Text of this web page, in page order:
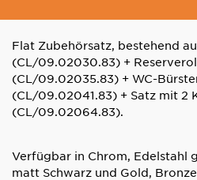
Flat Zubehörsatz, bestehend
(CL/09.02030.83) +
(CL/09.02035.83) + WC-
(CL/09.02041.83) + Satz mit 2
(CL/09.02064.83).
Verfügbar in Chrom, Edelstahl
matt Schwarz und Gold,